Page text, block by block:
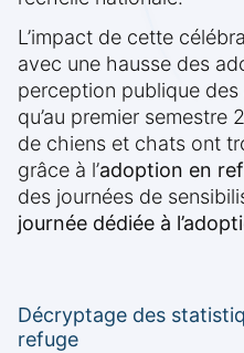
L’impact de cette
avec une hausse des
perception publique des
qu’au premier semestre
de chiens et chats ont
grâce à l’adoption en
des journées de
journée dédiée à
Décryptage des
refuge